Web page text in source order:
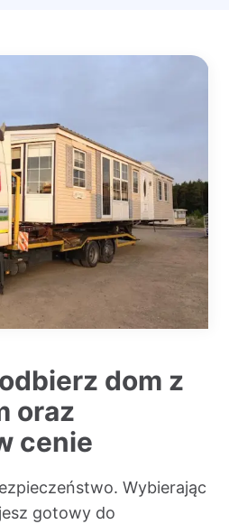
dom z
oraz
cenie
Wybierając
gotowy do